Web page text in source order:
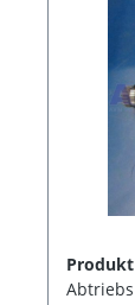
Produkt